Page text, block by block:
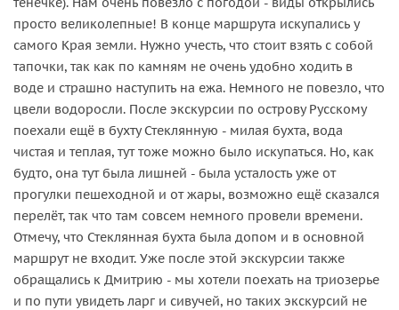
просто великолепные! В конце маршрута искупались у
самого Края земли. Нужно учесть, что стоит взять с собой
тапочки, так как по камням не очень удобно ходить в
воде и страшно наступить на ежа. Немного не повезло, что
цвели водоросли. После экскурсии по острову Русскому
поехали ещё в бухту Стеклянную - милая бухта, вода
чистая и теплая, тут тоже можно было искупаться. Но, как
будто, она тут была лишней - была усталость уже от
прогулки пешеходной и от жары, возможно ещё сказался
перелёт, так что там совсем немного провели времени.
Отмечу, что Стеклянная бухта была допом и в основной
маршрут не входит. Уже после этой экскурсии также
обращались к Дмитрию - мы хотели поехать на триозерье
и по пути увидеть ларг и сивучей, но таких экскурсий не